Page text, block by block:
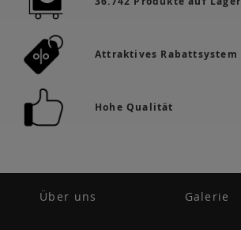
Attraktives Rabattsystem
Hohe Qualität
Über uns Galerie